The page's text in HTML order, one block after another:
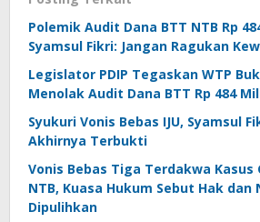
Polemik Audit Dana BTT NTB Rp
Syamsul Fikri: Jangan Ragukan
Legislator PDIP Tegaskan WTP
Menolak Audit Dana BTT Rp 484
Syukuri Vonis Bebas IJU, Syamsul
Akhirnya Terbukti
Vonis Bebas Tiga Terdakwa Kasus
NTB, Kuasa Hukum Sebut Hak dan
Dipulihkan